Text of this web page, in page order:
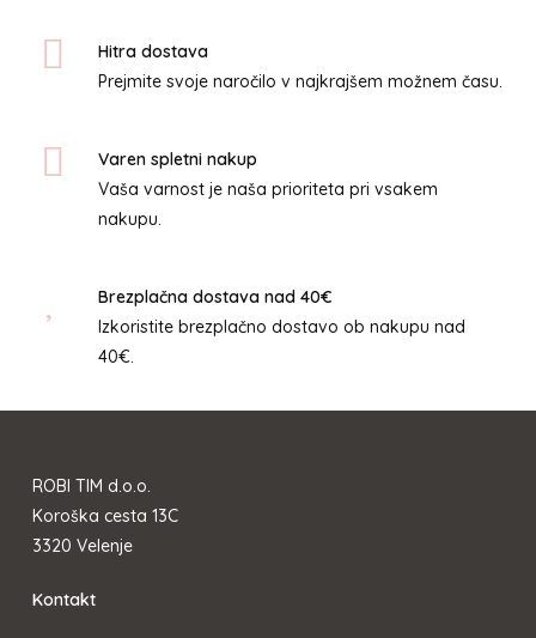
izberete
na
Hitra dostava
Prejmite svoje naročilo v najkrajšem možnem času.
Varen spletni nakup
Vaša varnost je naša prioriteta pri vsakem
nakupu.
Brezplačna dostava nad 40€
Izkoristite brezplačno dostavo ob nakupu nad
40€.
ROBI TIM d.o.o.
Koroška cesta 13C
3320 Velenje
Kontakt